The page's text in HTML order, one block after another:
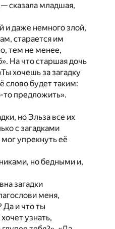
сказала младшая,
и даже немного злой,
старается им
тем не менее,
На что старшая дочь
хочешь за загадку
слово будет таким:
то предложить».
но Эльза все их
с загадками
упрекнуть её
но бедными и,
загадки
меня,
Да и что ты
узнать,